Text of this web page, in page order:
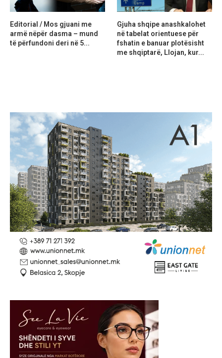
Editorial / Mos gjuani me
armë nëpër dasma – mund
të përfundoni deri në 5...
Gjuha shqipe anashkalohet
në tabelat orientuese për
fshatin e banuar plotësisht
me shqiptarë, Llojan, kur...